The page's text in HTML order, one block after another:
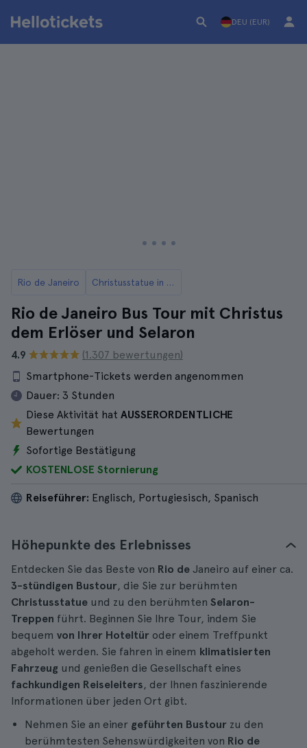
DEU (EUR)
Rio de Janeiro Christusstatue in Rio de Janeiro Tickets und Touren
Rio de Janeiro Bus Tour mit Christus
dem Erlöser und Selaron
4.9
(1.307 bewertungen)
Smartphone-Tickets werden angenommen
Dauer: 3 Stunden
Diese Aktivität hat AUSSERORDENTLICHE
Bewertungen
Sofortige Bestätigung
KOSTENLOSE Stornierung
Reiseführer: Englisch, Portugiesisch, Spanisch
Höhepunkte des Erlebnisses
Entdecken Sie das Beste von Rio de Janeiro auf einer ca.
3-stündigen Bustour, die Sie zur berühmten
Christusstatue und zu den berühmten Selaron-
Treppen führt. Beginnen Sie Ihre Tour, indem Sie
bequem von Ihrer Hoteltür oder einem Treffpunkt
abgeholt werden. Sie fahren in einem klimatisierten
Fahrzeug und genießen die Gesellschaft eines
fachkundigen Reiseleiters, der Ihnen faszinierende
Informationen über jeden Ort gibt.
Nehmen Sie an einer geführten Bustour zu den
berühmtesten Sehenswürdigkeiten von Rio de